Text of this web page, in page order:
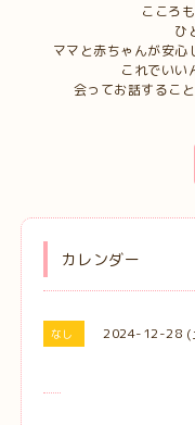
こころ
ひ
ママと赤ちゃんが安心
これでいい
会ってお話するこ
カレンダー
なし 2024-12-28 (